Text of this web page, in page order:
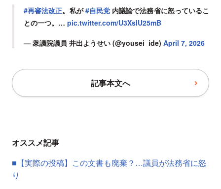
#再審法改正。私が#自民党 内議論で法務省に怒っているこ
との一つ。… pic.twitter.com/U3XsIU25mB
— 衆議院議員 井出ようせい (@yousei_ide) April 7, 2026
記事本文へ
オススメ記事
■【実際の投稿】この文書も廃棄？…議員が法務省に怒
り